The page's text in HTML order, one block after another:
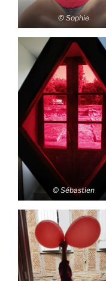
© Sophie
© Sébastien